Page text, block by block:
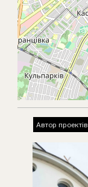
Автор проектів